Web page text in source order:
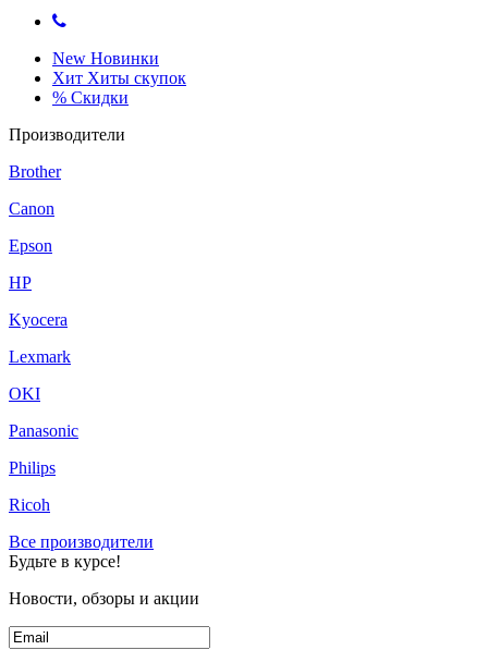
New Новинки
Хит Хиты скупок
% Скидки
Производители
Brother
Canon
Epson
HP
Kyocera
Lexmark
OKI
Panasonic
Philips
Ricoh
Все производители
Будьте в курсе!
Новости, обзоры и акции